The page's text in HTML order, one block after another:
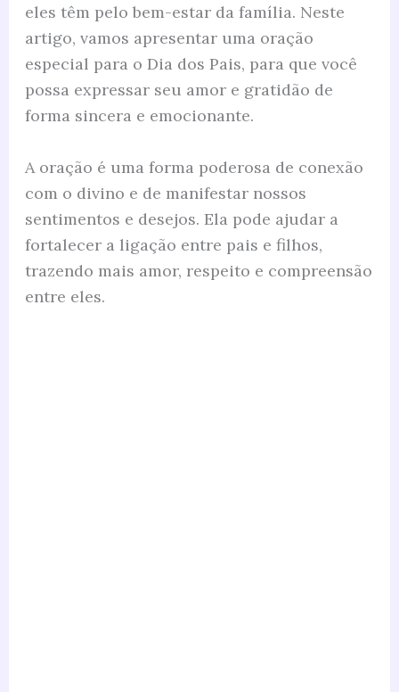
eles têm pelo bem-estar da família. Neste
artigo, vamos apresentar uma oração
especial para o Dia dos Pais, para que você
possa expressar seu amor e gratidão de
forma sincera e emocionante.
A oração é uma forma poderosa de conexão
com o divino e de manifestar nossos
sentimentos e desejos. Ela pode ajudar a
fortalecer a ligação entre pais e filhos,
trazendo mais amor, respeito e compreensão
entre eles.